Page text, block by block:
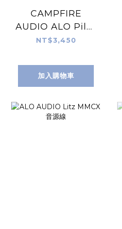
CAMPFIRE
AUDIO ALO Pilot
Type-C DAC 4.4
隨身耳擴
NT$3,450
加入購物車